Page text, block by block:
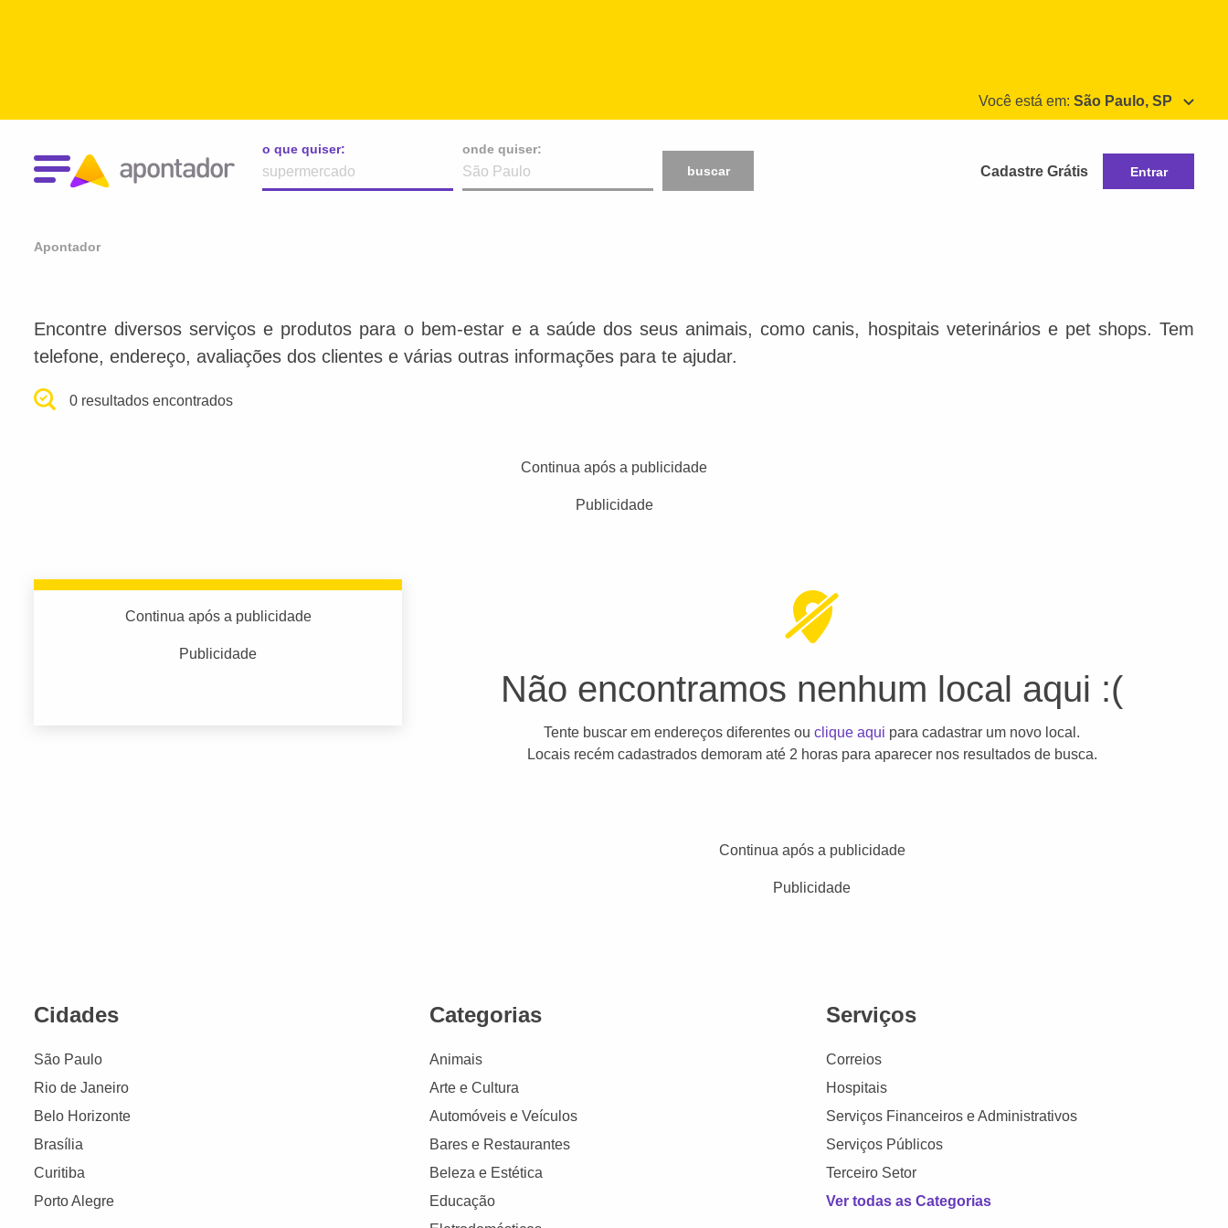
Você está em: São Paulo, SP
o que quiser:
onde quiser:
buscar
Cadastre Grátis Entrar
Apontador
Encontre diversos serviços e produtos para o bem-estar e a saúde dos seus animais, como canis, hospitais veterinários e pet shops. Tem
telefone, endereço, avaliações dos clientes e várias outras informações para te ajudar.
0 resultados encontrados
Continua após a publicidade
Publicidade
Continua após a publicidade
Publicidade
Não encontramos nenhum local aqui :(
Tente buscar em endereços diferentes ouclique aqui para cadastrar um novo local.
Locais recém cadastrados demoram até 2 horas para aparecer nos resultados de busca.
Continua após a publicidade
Publicidade
Cidades
São Paulo
Rio de Janeiro
Belo Horizonte
Brasília
Curitiba
Porto Alegre
Categorias
Animais
Arte e Cultura
Automóveis e Veículos
Bares e Restaurantes
Beleza e Estética
Educação
Serviços
Correios
Hospitais
Serviços Financeiros e Administrativos
Serviços Públicos
Terceiro Setor
Ver todas as Categorias